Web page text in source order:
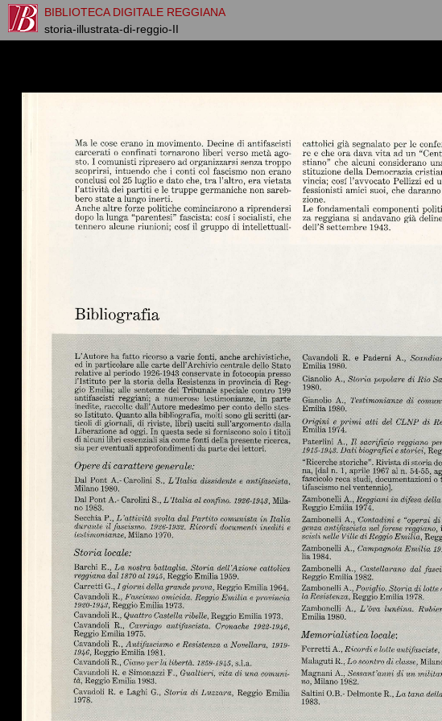
BIBLIOTECA DIGITALE REGGIANA
storia-illustrata-di-reggio-II